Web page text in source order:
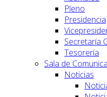
Pleno
Presidencia
Secretaría
Tesorería
Sala de
Noticias